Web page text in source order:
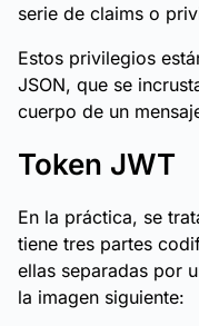
serie de claims o
Estos privilegios
JSON, que se
cuerpo de un
Token JWT
En la práctica, se
tiene tres partes
ellas separadas por
la imagen siguiente: